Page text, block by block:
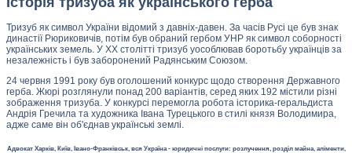
Тризуб як символ України відомий з давніх-давен. За часів Русі це був знак
династії Рюриковичів, потім був обраний гербом УНР як символ соборності
українських земель. У XX столітті тризуб уособлював боротьбу українців за
незалежність і був заборонений Радянським Союзом.
24 червня 1991 року був оголошений конкурс щодо створення Державного
герба. Жюрі розглянули понад 200 варіантів, серед яких 192 містили різні
зображення тризуба. У конкурсі перемогла робота історика-геральдиста
Андрія Гречила та художника Івана Турецького в стилі князя Володимира,
адже саме він об'єднав українські землі.
Адвокат Харків, Київ, Івано-Франківськ, вся Україна - юридичні послуги: розлучення, розділ майна, аліменти,